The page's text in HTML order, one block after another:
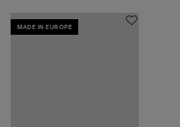
MADE IN EUROPE